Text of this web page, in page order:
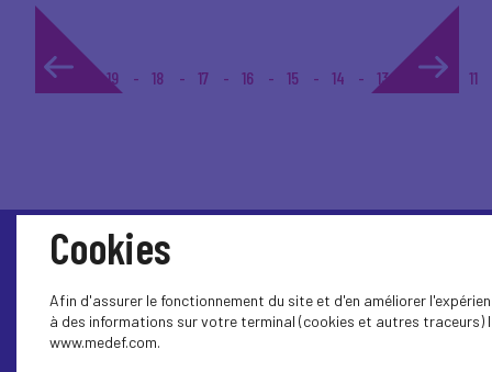
1... 19 18 17 16 15 14 13 11
Cookies
Afin d'assurer le fonctionnement du site et d'en améliorer
à des informations sur votre terminal (cookies et autres traceurs)
www.medef.com.